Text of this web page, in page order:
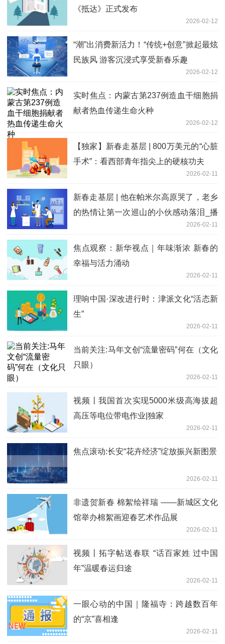
《抵达》正式发布
2026-02-12
“潮”出消费新活力！“传统+创意”掀起最炫
民族风 游客沉浸式享受新春乐趣
2026-02-12
实时焦点：内蒙古第237例造血干细胞捐
献者热血传递生命火种
2026-02-12
【独家】新春走基层 | 800万美元的“心脏
手术”：看西部青年指尖上的硬核功夫
2026-02-11
新春走基层 | 他在帕米尔高原哭了，老乡
的热情让第一次巡山的小伙感动落泪_播
2026-02-11
焦点观察：新华视点｜年味渐浓 新春的
幸福与活力涌动
2026-02-11
理响中国·深改进行时：津派文化“活态新
生”
2026-02-11
当前关注:马年文创“流量密码”何在（文化
只眼）
2026-02-11
视频丨我国首次实现5000米级高海拔超
高压等电位带电作业|独家
2026-02-11
焦点滚动:长安“花卉经济”绽放振兴新图景
2026-02-11
非遗贺新春 棉絮绘祥瑞 ——新城区文化
馆举办棉絮画迎春艺术作品展
2026-02-11
视频丨拓字帖送春联 “话百家姓 过中国
年”温暖春运归途
2026-02-11
一眼心动的中国｜隆福寺：跨越数百年
的“京”喜相逢
2026-02-11